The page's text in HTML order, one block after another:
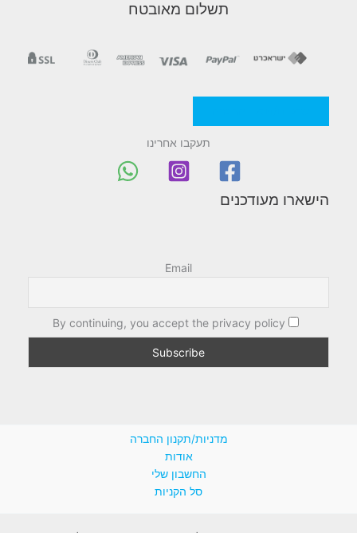
תשלום מאובטח
תעקבו אחרינו
הישארו מעודכנים
Email
By continuing, you accept the privacy policy
מדניות/תקנון החברה
אודות
החשבון שלי
סל הקניות